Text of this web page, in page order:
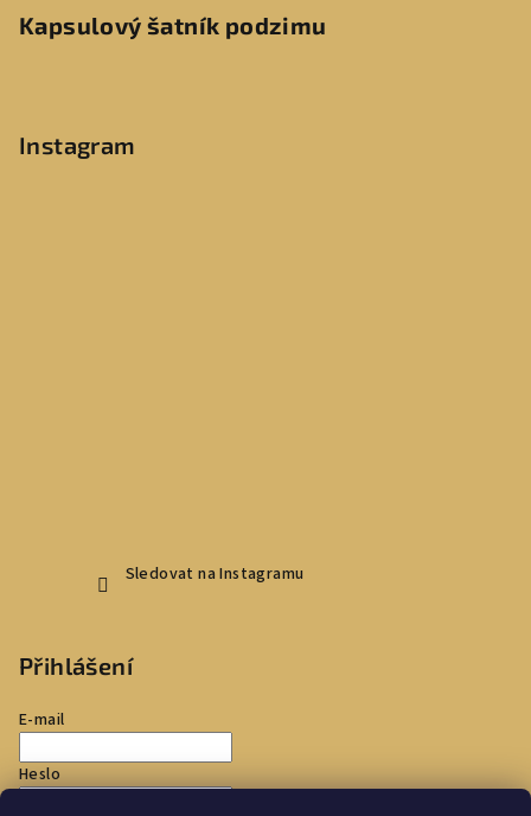
Kapsulový šatník podzimu
Instagram
Sledovat na Instagramu
Přihlášení
E-mail
Heslo